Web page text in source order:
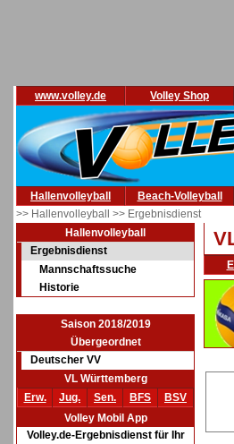
www.volley.de Volley Shop
Hallenvolleyball Beach-Volleyball
>> Hallenvolleyball >> Ergebnisdienst
Hallenvolleyball
Ergebnisdienst
Mannschaftssuche
Historie
Saison 2018/2019
Übergeordnet
Deutscher VV
VL Württemberg
Erw.
Jug. Sen. BFS
BSV
Volley Mobil App
Volley.de-Ergebnisdienst für Ihr